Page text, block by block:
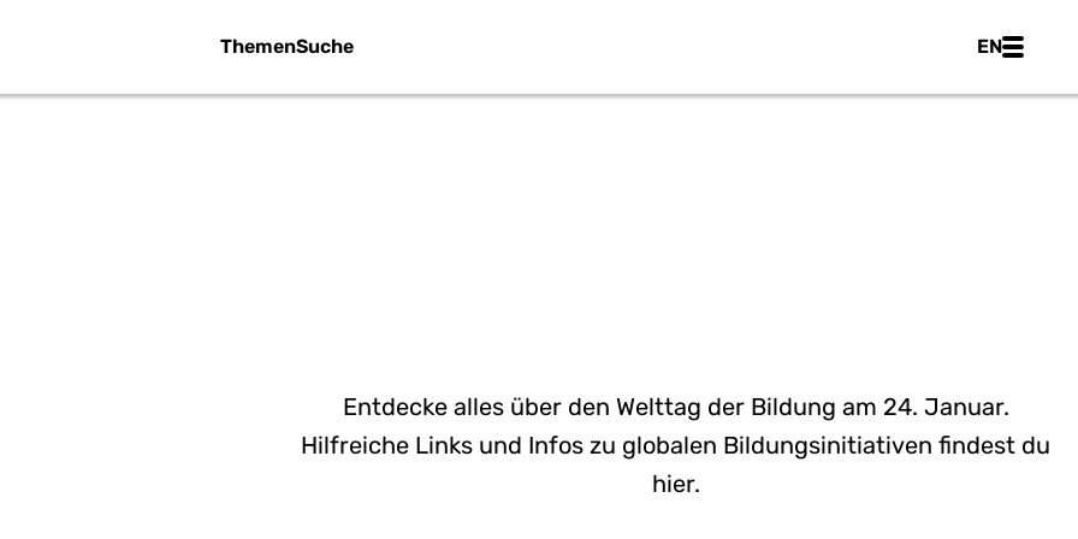
ThemenSuche EN
Main
Entdecke alles über den Welttag der Bildung am 24. Januar.
Hilfreiche Links und Infos zu globalen Bildungsinitiativen findest du
hier.